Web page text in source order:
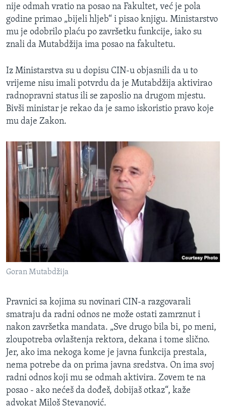
nije odmah vratio na posao na Fakultet, već je pola
godine primao „bijeli hljeb“ i pisao knjigu. Ministarstvo
mu je odobrilo plaću po završetku funkcije, iako su
znali da Mutabdžija ima posao na fakultetu.
Iz Ministarstva su u dopisu CIN-u objasnili da u to
vrijeme nisu imali potvrdu da je Mutabdžija aktivirao
radnopravni status ili se zaposlio na drugom mjestu.
Bivši ministar je rekao da je samo iskoristio pravo koje
mu daje Zakon.
Goran Mutabdžija
Pravnici sa kojima su novinari CIN-a razgovarali
smatraju da radni odnos ne može ostati zamrznut i
nakon završetka mandata. „Sve drugo bila bi, po meni,
zloupotreba ovlaštenja rektora, dekana i tome slično.
Jer, ako ima nekoga kome je javna funkcija prestala,
nema potrebe da on prima javna sredstva. On ima svoj
radni odnos koji mu se odmah aktivira. Zovem te na
posao - ako nećeš da dođeš, dobijaš otkaz“, kaže
advokat Miloš Stevanović.